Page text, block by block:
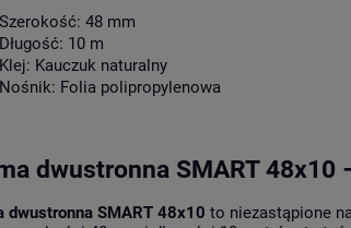
Szerokość: 48 mm
Długość: 10 m
Klej: Kauczuk naturalny
Nośnik: Folia polipropylenowa
dwustronna SMART
dwustronna SMART 48x10 to niezastąpione